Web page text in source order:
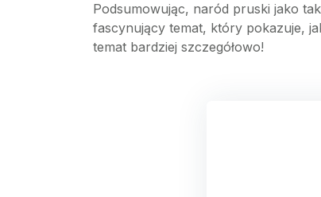
Podsumowując, naród pruski jako
fascynujący temat, który pokazuje,
temat bardziej szczegółowo!